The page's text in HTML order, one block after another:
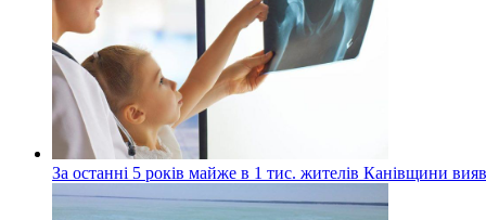
За останні 5 років майже в 1 тис. жителів Канівщини